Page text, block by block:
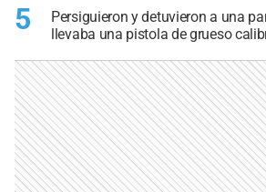
5
Persiguieron y detuvieron a una
llevaba una pistola de grueso